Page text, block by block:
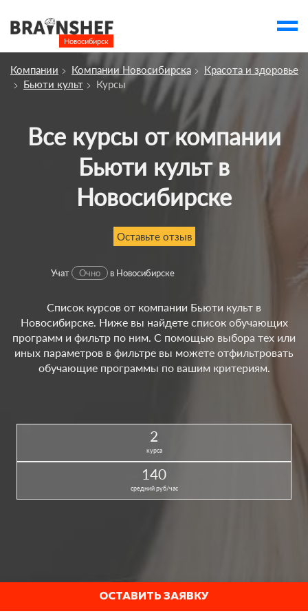
Новосибирск
Выбор города
Посмотреть по России
Контакты
Компании Компании Новосибирска
Красота и здоровье
Бьюти культ
Курсы
Все курсы от компании
Бьюти культ в
Новосибирске
Оставьте отзыв
Учат Очно в Новосибирске
Список курсов от компании Бьюти культ в
Новосибирске. Ниже вы найдете список обучающих
программ и фильтр по ним. С помощью выбора тех или
иных параметров в фильтре вы можете отфильтровать
обучающие программы по вашим критериям.
2
курса
140
средний руб/час
ОСТАВИТЬ ЗАЯВКУ